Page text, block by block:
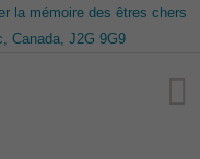
la mémoire des êtres chers
Canada, J2G 9G9